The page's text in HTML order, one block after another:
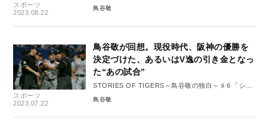
スポーツ
2023.08.22
ドラフトを機に開花 大竹耕太郎」
鳥谷敬
スポーツ
2023.07.22
鳥谷敬が回想。現役時代、阪神の優勝を
決定づけた、あるいはV逸の引き金となっ
た“あの試合”
STORIES OF TIGERS～鳥谷敬の独白～ ♯６「シー
ズンの流れを左右する試合」
鳥谷敬